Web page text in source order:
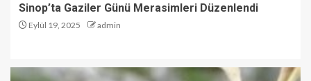
Sinop’ta Gaziler Günü Merasimleri Düzenlendi
Eylül 19, 2025 admin